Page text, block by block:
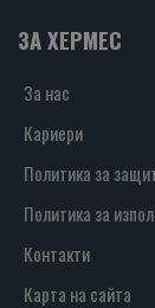
ЗА ХЕРМЕС
За нас
Кариери
Политика за
Политика за
Контакти
Карта на сайта